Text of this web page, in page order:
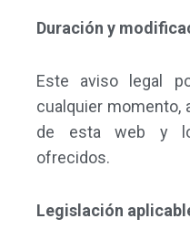
Duración y
Este aviso legal
cualquier momento,
de esta web y
ofrecidos.
Legislación